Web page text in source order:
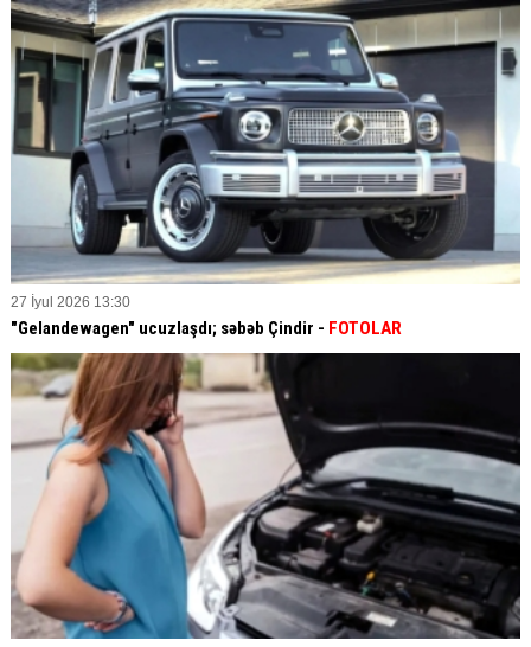
27 İyul 2026 13:30
"Gelandewagen" ucuzlaşdı; səbəb Çindir - FOTOLAR